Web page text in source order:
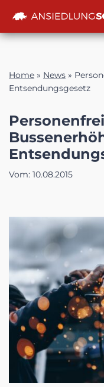
Zum
Home » News »
Entsendungsgesetz
Vom: 10.08.2015